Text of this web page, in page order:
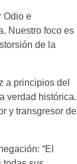
Odio e
Nuestro foco es
de la
a principios del
verdad histórica.
y transgresor de
“El